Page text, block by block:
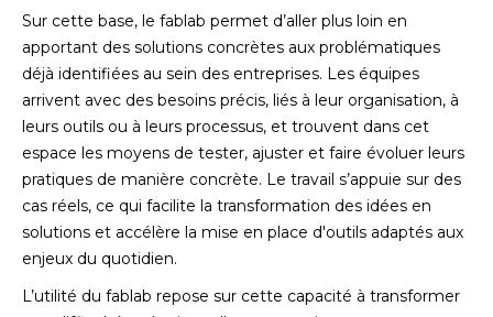
Sur cette base, le fablab permet d’aller plus loin en
apportant des solutions concrètes aux problématiques
déjà identifiées au sein des entreprises. Les équipes
arrivent avec des besoins précis, liés à leur organisation, à
leurs outils ou à leurs processus, et trouvent dans cet
espace les moyens de tester, ajuster et faire évoluer leurs
pratiques de manière concrète. Le travail s’appuie sur des
cas réels, ce qui facilite la transformation des idées en
solutions et accélère la mise en place d'outils adaptés aux
enjeux du quotidien.
L’utilité du fablab repose sur cette capacité à transformer